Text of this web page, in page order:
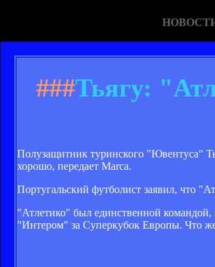
###Тьягу:
Полузащитник туринского "Ювентуса"
хорошо, передает Marca.
Португальский футболист заявил, что
"Атлетико" был единственной
"Интером" за Суперкубок Европы. Что же